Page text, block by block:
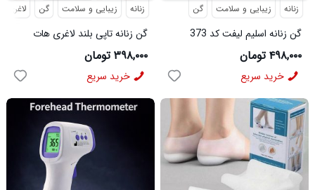
زنانه زیبایی و سلامت گن لاغری
گن زنانه تاپی بلند لاغری هات
شیپر کد 1443
۳۹۸,۰۰۰ تومان
خرید سریع
زنانه زیبایی و سلامت گن
گن زنانه اسلیم لیفت کد 373
۴۹۸,۰۰۰ تومان
خرید سریع